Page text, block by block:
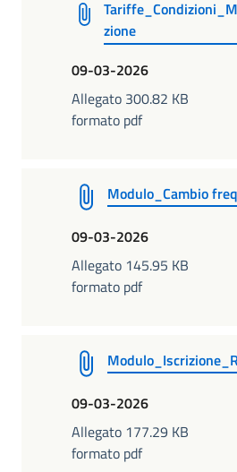
zione
09-03-2026
Allegato 300.82 KB
formato pdf
Modulo_Cambio
09-03-2026
Allegato 145.95 KB
formato pdf
09-03-2026
Allegato 177.29 KB
formato pdf